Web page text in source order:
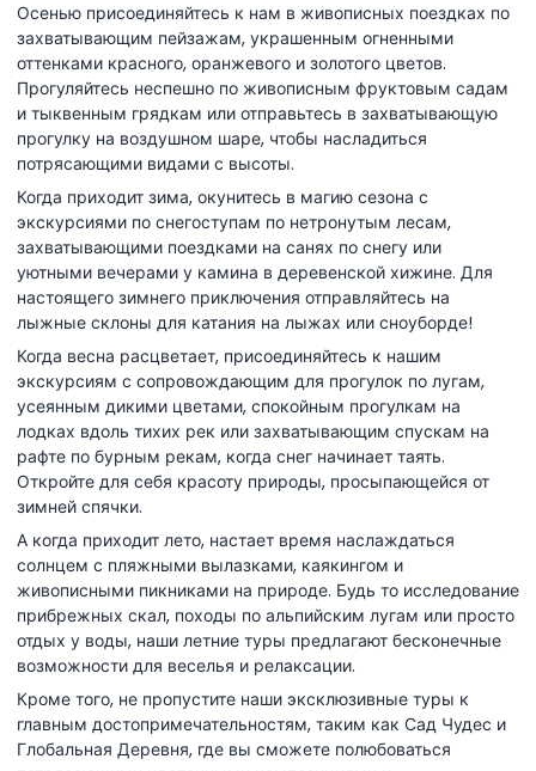
Осенью присоединяйтесь к нам в живописных поездках по
захватывающим пейзажам, украшенным огненными
оттенками красного, оранжевого и золотого цветов.
Прогуляйтесь неспешно по живописным фруктовым садам
и тыквенным грядкам или отправьтесь в захватывающую
прогулку на воздушном шаре, чтобы насладиться
потрясающими видами с высоты.
Когда приходит зима, окунитесь в магию сезона с
экскурсиями по снегоступам по нетронутым лесам,
захватывающими поездками на санях по снегу или
уютными вечерами у камина в деревенской хижине. Для
настоящего зимнего приключения отправляйтесь на
лыжные склоны для катания на лыжах или сноуборде!
Когда весна расцветает, присоединяйтесь к нашим
экскурсиям с сопровождающим для прогулок по лугам,
усеянным дикими цветами, спокойным прогулкам на
лодках вдоль тихих рек или захватывающим спускам на
рафте по бурным рекам, когда снег начинает таять.
Откройте для себя красоту природы, просыпающейся от
зимней спячки.
А когда приходит лето, настает время наслаждаться
солнцем с пляжными вылазками, каякингом и
живописными пикниками на природе. Будь то исследование
прибрежных скал, походы по альпийским лугам или просто
отдых у воды, наши летние туры предлагают бесконечные
возможности для веселья и релаксации.
Кроме того, не пропустите наши эксклюзивные туры к
главным достопримечательностям, таким как Сад Чудес и
Глобальная Деревня, где вы сможете полюбоваться